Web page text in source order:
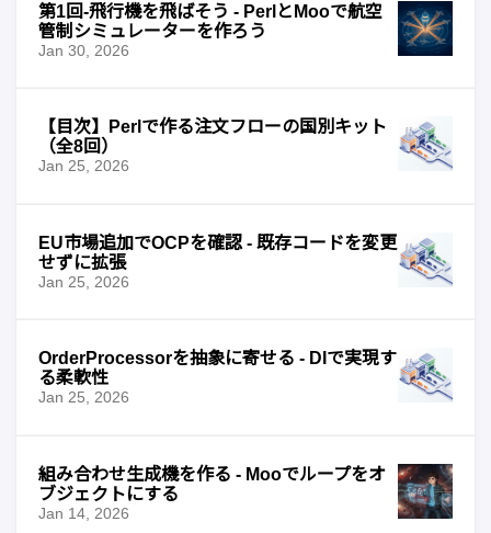
第1回-飛行機を飛ばそう - PerlとMooで航空
管制シミュレーターを作ろう
Jan 30, 2026
【目次】Perlで作る注文フローの国別キット
（全8回）
Jan 25, 2026
EU市場追加でOCPを確認 - 既存コードを変更
せずに拡張
Jan 25, 2026
OrderProcessorを抽象に寄せる - DIで実現す
る柔軟性
Jan 25, 2026
組み合わせ生成機を作る - Mooでループをオ
ブジェクトにする
Jan 14, 2026